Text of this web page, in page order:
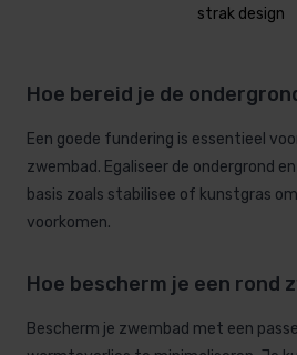
strak design
Hoe bereid je de
Een goede fundering is essentieel
zwembad. Egaliseer de ondergrond
basis zoals stabilisee of kunstgras
voorkomen.
Hoe bescherm je een rond
Bescherm je zwembad met een